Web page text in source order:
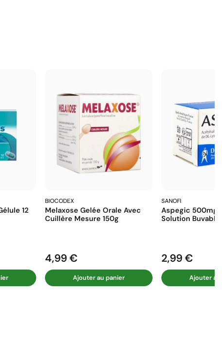
12
BIOCODEX
Melaxose Gelée Orale Avec
Cuillère Mesure 150g
Prix
4,99 €
Ajouter au panier
SANOFI
Aspegic 500mg
Solution
Prix
2,99 €
Ajouter au